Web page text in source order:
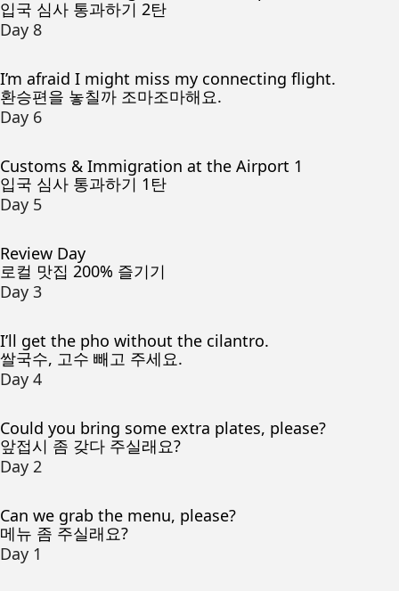
입국 심사 통과하기 2탄
Day 8
I’m afraid I might miss my connecting flight.
환승편을 놓칠까 조마조마해요.
Day 6
Customs & Immigration at the Airport 1
입국 심사 통과하기 1탄
Day 5
Review Day
로컬 맛집 200% 즐기기
Day 3
I’ll get the pho without the cilantro.
쌀국수, 고수 빼고 주세요.
Day 4
Could you bring some extra plates, please?
앞접시 좀 갖다 주실래요?
Day 2
Can we grab the menu, please?
메뉴 좀 주실래요?
Day 1